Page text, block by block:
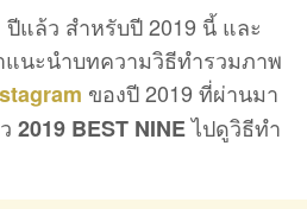
แล้ว สำหรับปี 2019 นี้ และ
แนะนำบทความวิธีทำรวมภาพ
ของปี 2019 ที่ผ่านมา
2019 BEST NINEไปดูวิธีทำ